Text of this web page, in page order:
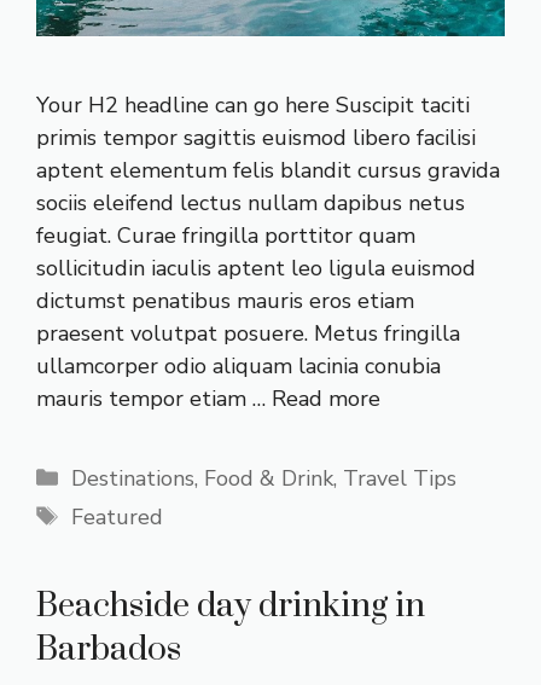
Your H2 headline can go here Suscipit taciti
primis tempor sagittis euismod libero facilisi
aptent elementum felis blandit cursus gravida
sociis eleifend lectus nullam dapibus netus
feugiat. Curae fringilla porttitor quam
sollicitudin iaculis aptent leo ligula euismod
dictumst penatibus mauris eros etiam
praesent volutpat posuere. Metus fringilla
ullamcorper odio aliquam lacinia conubia
mauris tempor etiam … Read more
Categories
Destinations, Food & Drink, Travel Tips
Tags
Featured
Beachside day drinking in
Barbados